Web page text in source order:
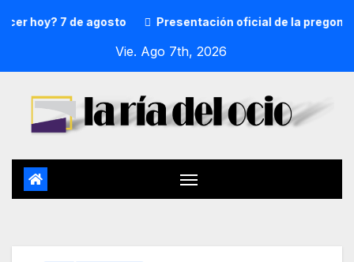
hoy? 7 de agosto Presentación oficial de la pregonera
Vie. Ago 7th, 2026